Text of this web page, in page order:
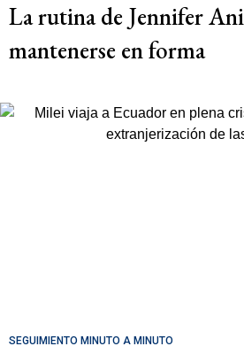
La rutina de Jennifer
mantenerse en forma
SEGUIMIENTO MINUTO A MINUTO